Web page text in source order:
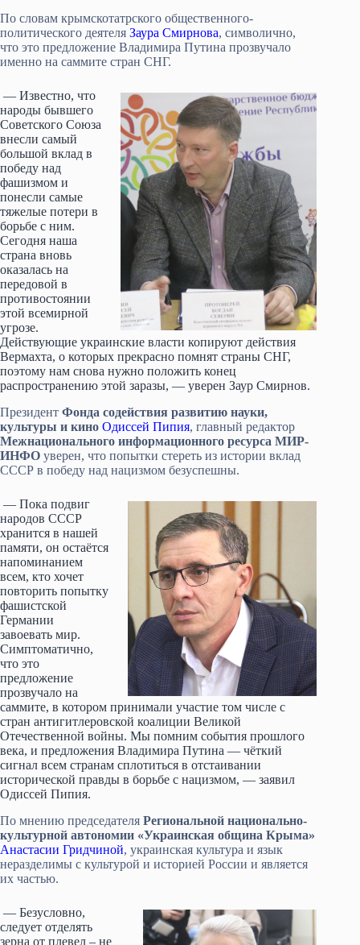
По словам крымскотатрского общественного-
политического деятеля Заура Смирнова, символично,
что это предложение Владимира Путина прозвучало
именно на саммите стран СНГ.
— Известно, что
народы бывшего
Советского Союза
внесли самый
большой вклад в
победу над
фашизмом и
понесли самые
тяжелые потери в
борьбе с ним.
Сегодня наша
страна вновь
оказалась на
передовой в
противостоянии
этой всемирной
угрозе.
Действующие украинские власти копируют действия
Вермахта, о которых прекрасно помнят страны СНГ,
поэтому нам снова нужно положить конец
распространению этой заразы, — уверен Заур Смирнов.
Президент Фонда содействия развитию науки,
культуры и кино Одиссей Пипия, главный редактор
Межнационального информационного ресурса МИР-
ИНФО уверен, что попытки стереть из истории вклад
СССР в победу над нацизмом безуспешны.
— Пока подвиг
народов СССР
хранится в нашей
памяти, он остаётся
напоминанием
всем, кто хочет
повторить попытку
фашистской
Германии
завоевать мир.
Симптоматично,
что это
предложение
прозвучало на
саммите, в котором принимали участие том числе с
стран антигитлеровской коалиции Великой
Отечественной войны. Мы помним события прошлого
века, и предложения Владимира Путина — чёткий
сигнал всем странам сплотиться в отстаивании
исторической правды в борьбе с нацизмом, — заявил
Одиссей Пипия.
По мнению председателя Региональной национально-
культурной автономии «Украинская община Крыма»
Анастасии Гридчиной, украинская культура и язык
неразделимы с культурой и историей России и является
их частью.
— Безусловно,
следует отделять
зерна от плевел – не